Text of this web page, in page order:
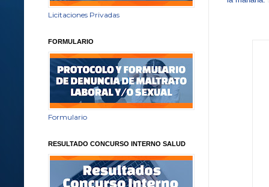
Licitaciones Privadas
FORMULARIO
Formulario
RESULTADO CONCURSO INTERNO SALUD